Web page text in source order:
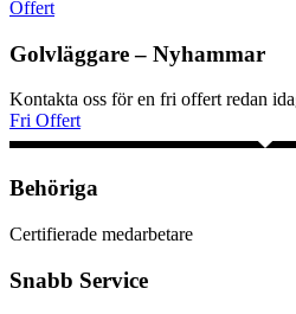
Offert
Golvläggare – Nyhammar
Kontakta oss för en fri offert redan
Fri Offert
Behöriga
Certifierade medarbetare
Snabb Service